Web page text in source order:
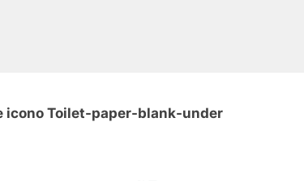
icono Toilet-paper-blank-under